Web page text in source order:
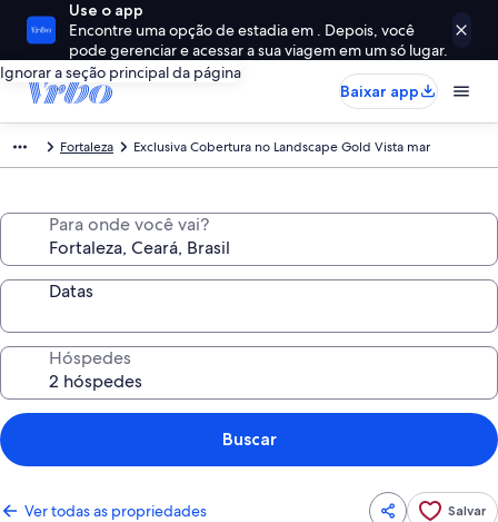
Use o app
Encontre uma opção de estadia em . Depois, você
pode gerenciar e acessar a sua viagem em um só lugar.
Ignorar a seção principal da página
Baixar app
Fortaleza Exclusiva Cobertura no Landscape Gold Vista mar
Para onde você vai?
Datas
Hóspedes
Buscar
Ver todas as propriedades Salvar